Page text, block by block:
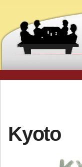
Kyoto